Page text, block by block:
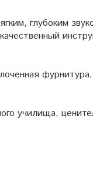
глубоким
училища,